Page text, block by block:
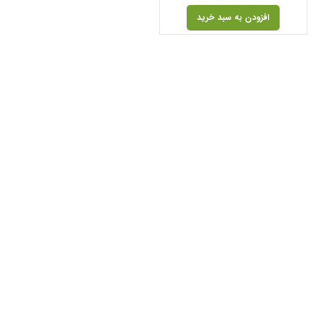
افزودن به سبد خرید